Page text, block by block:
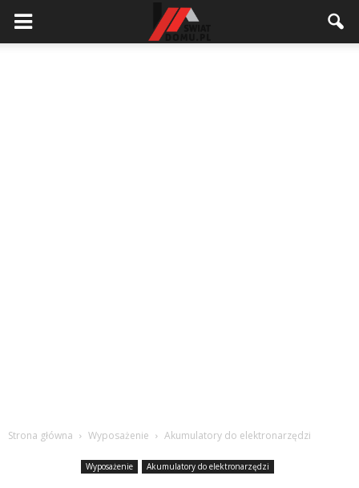
Strona główna Wyposażenie Akumulatory do elektronarzędzi
Wyposażenie Akumulatory do elektronarzędzi